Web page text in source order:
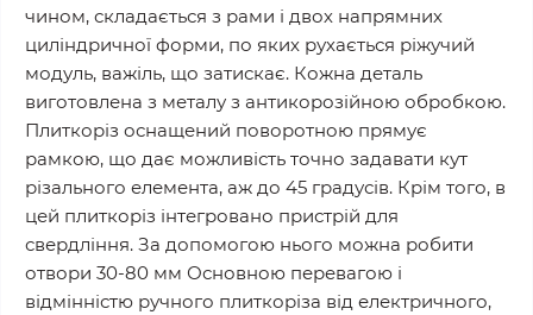
чином, складається з рами і двох напрямних
циліндричної форми, по яких рухається ріжучий
модуль, важіль, що затискає. Кожна деталь
виготовлена з металу з антикорозійною обробкою.
Плиткоріз оснащений поворотною прямує
рамкою, що дає можливість точно задавати кут
різального елемента, аж до 45 градусів. Крім того, в
цей плиткоріз інтегровано пристрій для
свердління. За допомогою нього можна робити
отвори 30-80 мм Основною перевагою і
відмінністю ручного плиткоріза від електричного,